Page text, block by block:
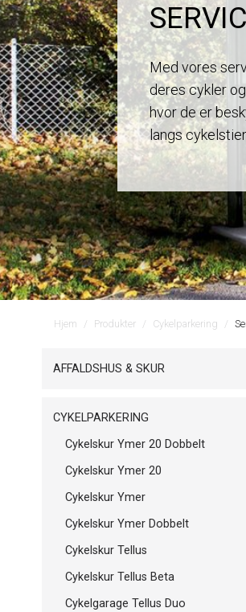
Med vores
deres cykler
hvor de er
langs
Hjem Produkter Cykelparkering
AFFALDSHUS & SKUR
CYKELPARKERING
Cykelskur Ymer 20 Dobbelt
Cykelskur Ymer 20
Cykelskur Ymer
Cykelskur Ymer Dobbelt
Cykelskur Tellus
Cykelskur Tellus Beta
Cykelgarage Tellus Duo